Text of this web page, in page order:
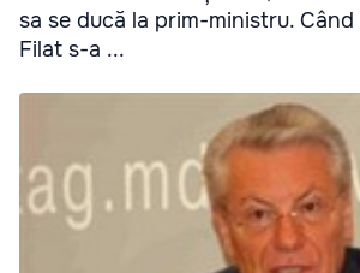
sa se ducă la prim-ministru.
Filat s-a ...